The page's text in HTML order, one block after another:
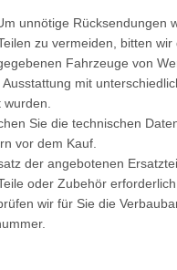
unnötige Rücksendungen
zu vermeiden, bitten wir
Fahrzeuge von
mit
Sie die technischen
vor dem Kauf.
der angebotenen
oder Zubehör erforderlich
wir für Sie die